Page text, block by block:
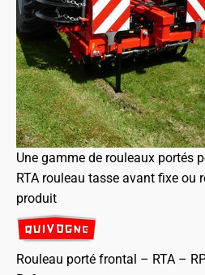
Une gamme de rouleaux portés
RTA rouleau tasse avant fixe ou
produit
Rouleau porté frontal – RTA –